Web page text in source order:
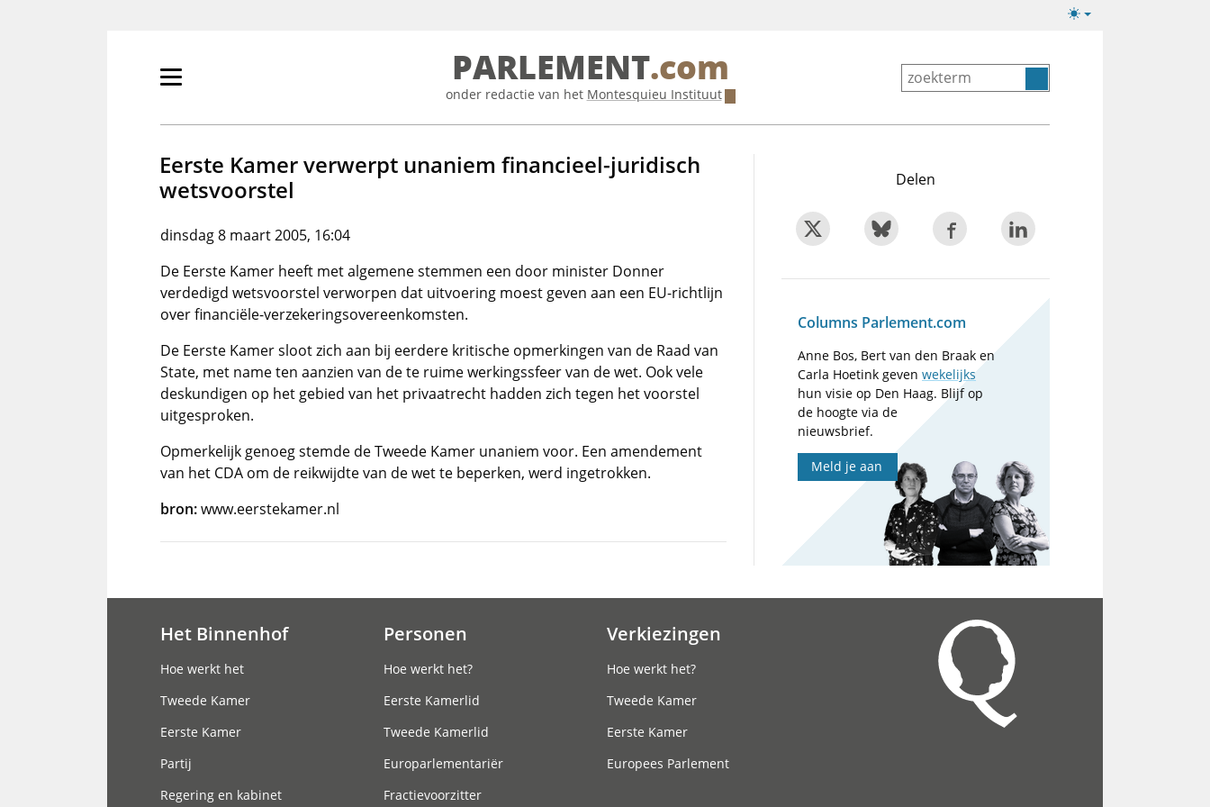
Lichte/donkere
Primair
tonen/verbergen
PARLEMENT.com
onder redactie van het Montesquieu Instituut
Eerste Kamer verwerpt unaniem financieel-juridisch
wetsvoorstel
dinsdag 8 maart 2005, 16:04
De Eerste Kamer heeft met algemene stemmen een door minister Donner
verdedigd wetsvoorstel verworpen dat uitvoering moest geven aan een EU-richtlijn
over financiële-verzekeringsovereenkomsten.
De Eerste Kamer sloot zich aan bij eerdere kritische opmerkingen van de Raad van
State, met name ten aanzien van de te ruime werkingssfeer van de wet. Ook vele
deskundigen op het gebied van het privaatrecht hadden zich tegen het voorstel
uitgesproken.
Opmerkelijk genoeg stemde de Tweede Kamer unaniem voor. Een amendement
van het CDA om de reikwijdte van de wet te beperken, werd ingetrokken.
bron:www.eerstekamer.nl
Delen
Columns Parlement.com
Anne Bos, Bert van den Braak en
Carla Hoetink gevenwekelijks
hun visie op Den Haag. Blijf op
de hoogte via de
nieuwsbrief.
Meld je aan
Het Binnenhof
Hoe werkt het
Tweede Kamer
Eerste Kamer
Partij
Regering en kabinet
Personen
Hoe werkt het?
Eerste Kamerlid
Tweede Kamerlid
Europarlementariër
Fractievoorzitter
Verkiezingen
Hoe werkt het?
Tweede Kamer
Eerste Kamer
Europees Parlement